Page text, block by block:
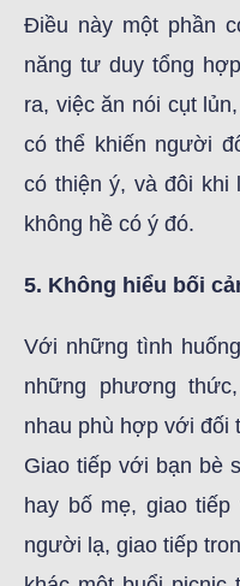
Điều này một phần
năng tư duy tổng
ra, việc ăn nói cụt
có thể khiến người
có thiện ý, và đôi khi
không hề có ý đó.
5. Không hiểu bối
Với những tình
những phương
nhau phù hợp với đối
Giao tiếp với bạn bè
hay bố mẹ, giao
người lạ, giao tiếp